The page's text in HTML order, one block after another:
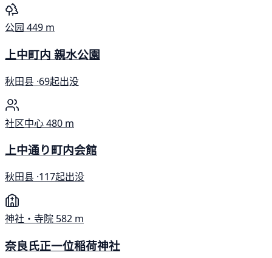
公园 449 m
上中町内 親水公園
秋田县 ·69起出没
社区中心480 m
上中通り町内会館
秋田县 ·117起出没
神社・寺院 582 m
奈良氏正一位稲荷神社